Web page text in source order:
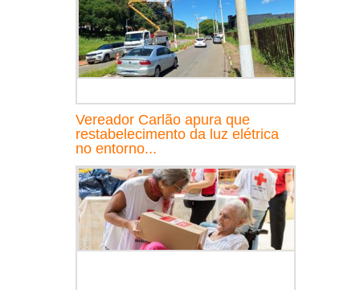
Vereador Carlão apura que
restabelecimento da luz elétrica
no entorno...